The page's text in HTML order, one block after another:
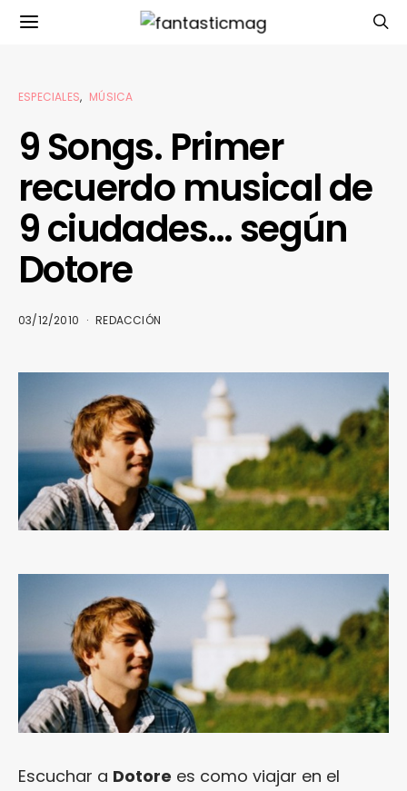
ESPECIALES MÚSICA
9 Songs. Primer
recuerdo musical de
9 ciudades… según
Dotore
03/12/2010 REDACCIÓN
Escuchar a Dotore es como viajar en el